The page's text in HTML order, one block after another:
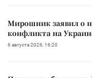
Мирошник заявил о
конфликта на
6 августа 2026, 16:20